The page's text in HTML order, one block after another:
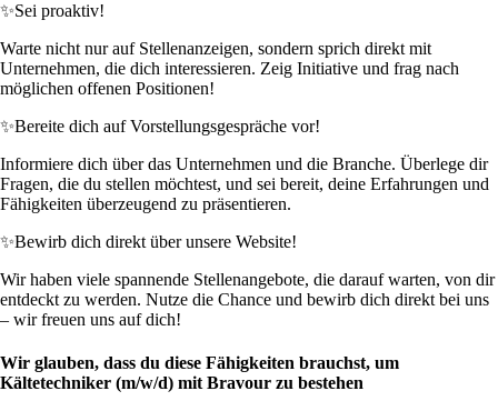
✨Sei proaktiv!
Warte nicht nur auf Stellenanzeigen, sondern sprich direkt mit
Unternehmen, die dich interessieren. Zeig Initiative und frag nach
möglichen offenen Positionen!
✨Bereite dich auf Vorstellungsgespräche vor!
Informiere dich über das Unternehmen und die Branche. Überlege dir
Fragen, die du stellen möchtest, und sei bereit, deine Erfahrungen und
Fähigkeiten überzeugend zu präsentieren.
✨Bewirb dich direkt über unsere Website!
Wir haben viele spannende Stellenangebote, die darauf warten, von dir
entdeckt zu werden. Nutze die Chance und bewirb dich direkt bei uns
– wir freuen uns auf dich!
Wir glauben, dass du diese Fähigkeiten brauchst, um
Kältetechniker (m/w/d) mit Bravour zu bestehen